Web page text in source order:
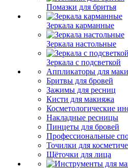
Помазки для бритья
Зеркала карманные
Зеркала настольные
Зеркала с подсветкой
Аппликаторы для
Бритвы для бровей
Зажимы для ресниц
Кисти для макияжа
Косметологические
Накладные ресницы
Пинцеты для бровей
Профессиональные
Точилки для
Щёточки для лица